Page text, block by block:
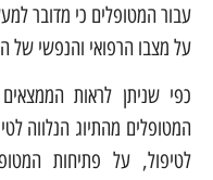
עבור המטופלים כי מדובר
על מצבו הרפואי והנפשי של
כפי שניתן לראות
המטופלים מהתיוג הנלווה
לטיפול, על פתיחות